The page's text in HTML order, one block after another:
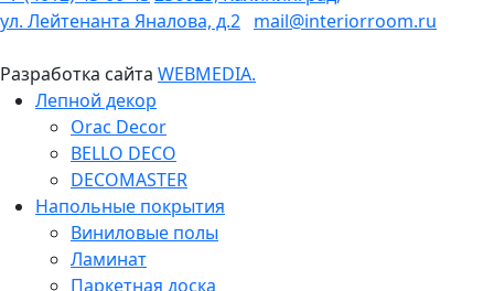
ул. Лейтенанта Яналова, д.2 mail@interiorroom.ru
Разработка сайта WEBMEDIA.
Лепной декор
Orac Decor
BELLO DECO
DECOMASTER
Напольные покрытия
Виниловые полы
Ламинат
Паркетная доска